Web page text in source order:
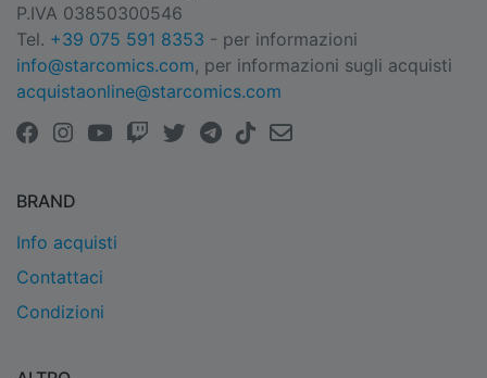
P.IVA 03850300546
Tel. +39 075 591 8353 - per informazioni
info@starcomics.com, per informazioni sugli acquisti
acquistaonline@starcomics.com
BRAND
Info acquisti
Contattaci
Condizioni